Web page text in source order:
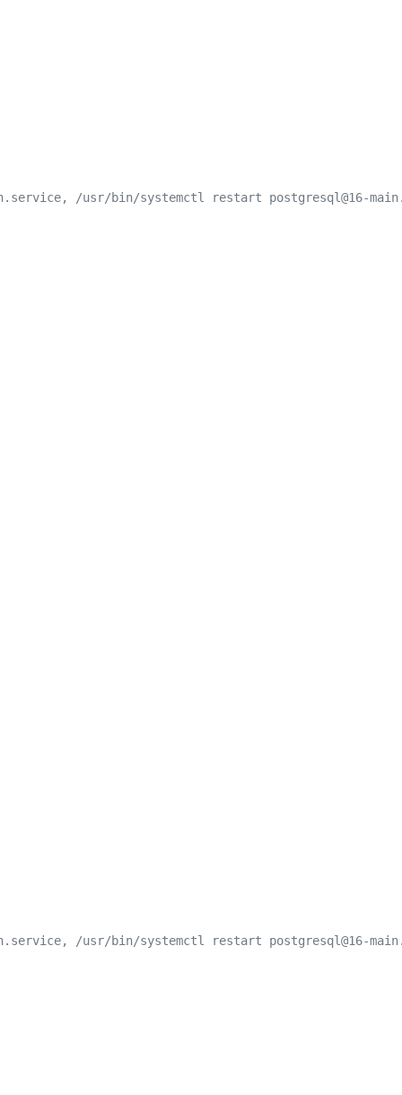
/usr/bin/systemctl restart
/usr/bin/systemctl restart